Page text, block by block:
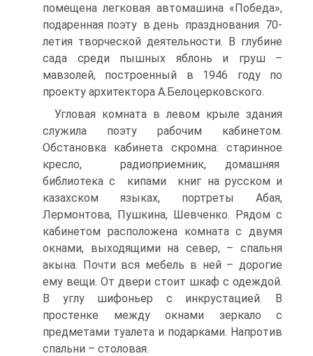
помещена легковая автомашина «Победа»,
подаренная поэту в день празднования 70-
летия творческой деятельности. В глубине
сада среди пышных яблонь и груш –
мавзолей, построенный в 1946 году по
проекту архитектора А.Белоцерковского.
Угловая комната в левом крыле здания
служила поэту рабочим кабинетом.
Обстановка кабинета скромна: старинное
кресло, радиоприемник, домашняя
библиотека с кипами книг на русском и
казахском языках, портреты Абая,
Лермонтова, Пушкина, Шевченко. Рядом с
кабинетом расположена комната с двумя
окнами, выходящими на север, – спальня
акына. Почти вся мебель в ней – дорогие
ему вещи. От двери стоит шкаф с одеждой.
В углу шифоньер с инкрустацией. В
простенке между окнами зеркало с
предметами туалета и подарками. Напротив
спальни – столовая.